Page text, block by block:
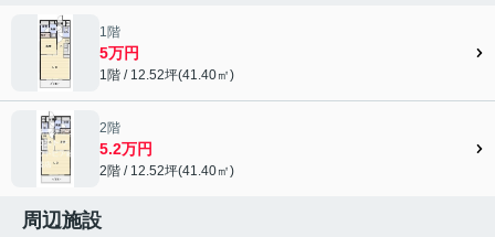
1階
5万円
1階 / 12.52坪(41.40㎡)
2階
5.2万円
2階 / 12.52坪(41.40㎡)
周辺施設